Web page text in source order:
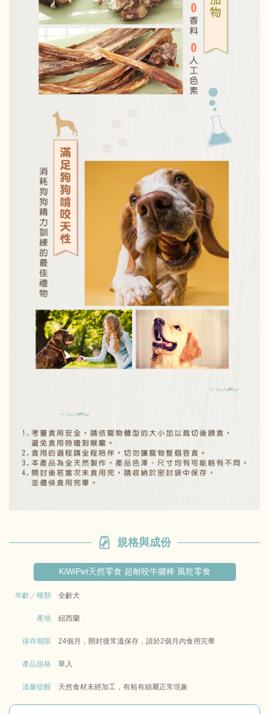
規格與成份
KiWiPet天然零食 超耐咬牛腱棒 風乾零食
年齡／種類 全齡犬
產地 紐西蘭
保存期限 24個月，開封後常溫保存，請於2個月內食用完畢
產品規格 單入
溫馨提醒 天然食材未經加工，有粗有細屬正常現象